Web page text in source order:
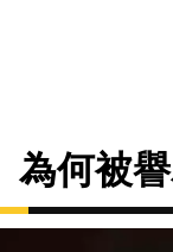
為何被